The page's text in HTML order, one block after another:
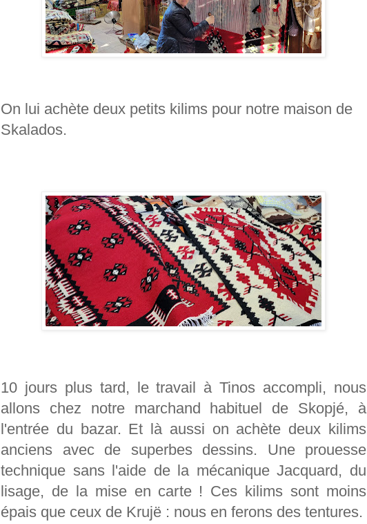
On lui achète deux petits kilims pour notre maison de
Skalados.
10 jours plus tard, le travail à Tinos accompli, nous
allons chez notre marchand habituel de Skopjé, à
l'entrée du bazar. Et là aussi on achète deux kilims
anciens avec de superbes dessins. Une prouesse
technique sans l'aide de la mécanique Jacquard, du
lisage, de la mise en carte ! Ces kilims sont moins
épais que ceux de Krujë : nous en ferons des tentures.